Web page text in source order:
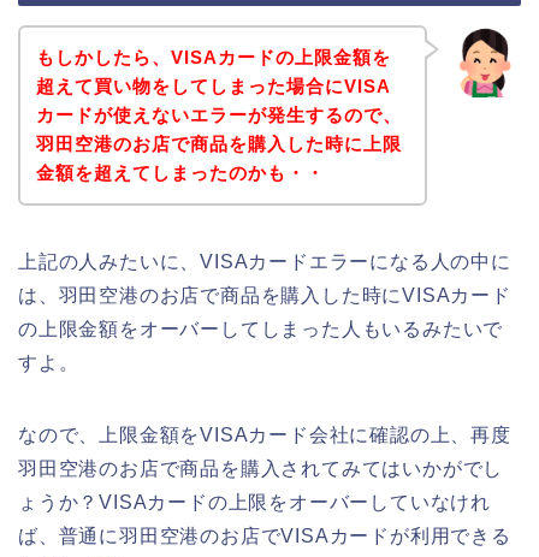
もしかしたら、VISAカードの上限金額を
超えて買い物をしてしまった場合にVISA
カードが使えないエラーが発生するので、
羽田空港のお店で商品を購入した時に上限
金額を超えてしまったのかも・・
上記の人みたいに、VISAカードエラーになる人の中に
は、羽田空港のお店で商品を購入した時にVISAカード
の上限金額をオーバーしてしまった人もいるみたいで
すよ。
なので、上限金額をVISAカード会社に確認の上、再度
羽田空港のお店で商品を購入されてみてはいかがでし
ょうか？VISAカードの上限をオーバーしていなけれ
ば、普通に羽田空港のお店でVISAカードが利用できる